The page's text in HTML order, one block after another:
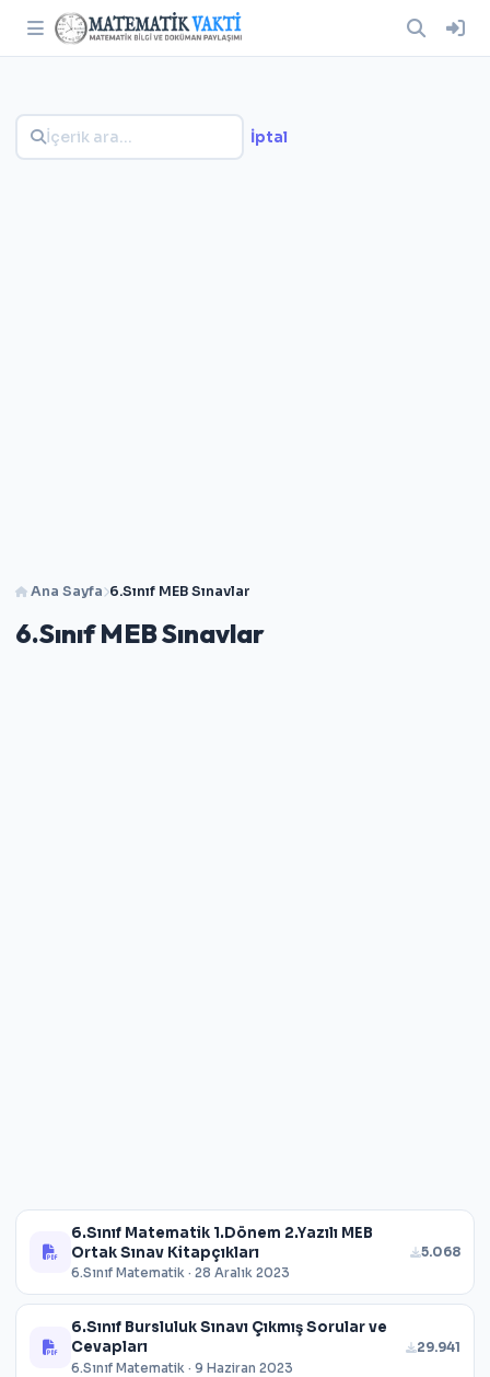
Ana Sayfa 6.Sınıf MEB Sınavlar
6.Sınıf MEB Sınavlar
6.Sınıf Matematik 1.Dönem 2.Yazılı MEB
Ortak Sınav Kitapçıkları
6.Sınıf Matematik · 28 Aralık 2023
5.068
6.Sınıf Bursluluk Sınavı Çıkmış Sorular ve
Cevapları
6.Sınıf Matematik · 9 Haziran 2023
29.941
İptal